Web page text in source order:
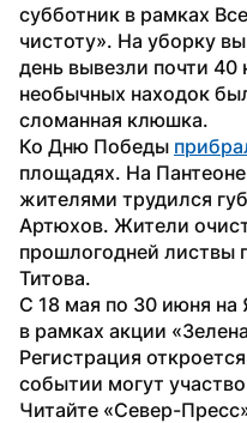
субботник в рамках
чистоту». На уборку
день вывезли почти
необычных находок
сломанная клюшка.
Ко Дню Победы
площадях. На
жителями трудился
Артюхов. Жители
прошлогодней листвы
Титова.
С 18 мая по 30 июня на
в рамках акции
Регистрация
событии могут
Читайте «Север-